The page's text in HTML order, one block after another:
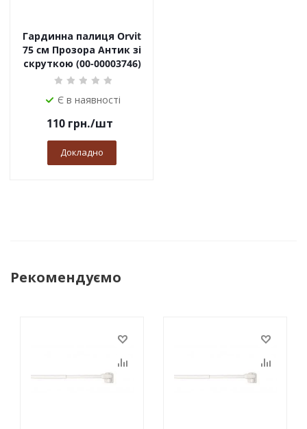
Гардинна палиця Orvit
75 cм Прозора Антик зі
скруткою (00-00003746)
Є в наявності
110грн./шт
Докладно
Рекомендуємо